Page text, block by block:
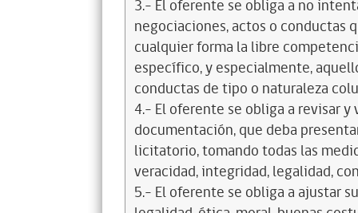
3.- El oferente se obliga a no
negociaciones, actos o conductas
cualquier forma la libre
específico, y especialmente,
conductas de tipo o naturaleza
4.- El oferente se obliga a revisar
documentación, que deba
licitatorio, tomando todas las
veracidad, integridad, legalidad,
5.- El oferente se obliga a ajustar